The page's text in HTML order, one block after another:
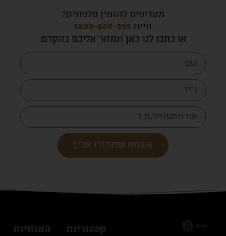
מעדיפים להזמין טלפונית?
חייגו1800-800-359
או כתבו לנו כאן ונחזור אליכם בהקדם:
אשמח שתחזרו אלי:)
קטגוריות
האותיות